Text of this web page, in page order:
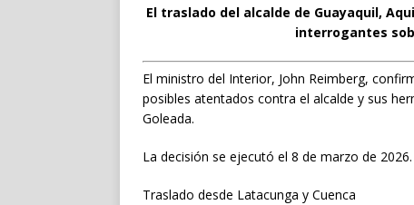
El traslado del alcalde de Guayaquil,
interrogantes
El ministro del Interior, John Reimberg,
posibles atentados contra el alcalde y sus
Goleada.
La decisión se ejecutó el 8 de marzo de 2026.
Traslado desde Latacunga y Cuenca